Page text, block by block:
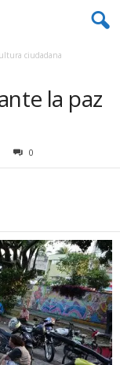
ciudadana
la paz
0